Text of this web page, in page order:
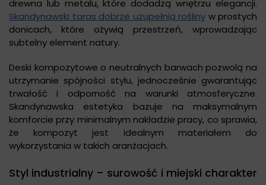
drewna lub metalu, które dodadzą wnętrzu elegancji.
Skandynawski taras dobrze uzupełnią rośliny w prostych
donicach, które ożywią przestrzeń, wprowadzając
subtelny element natury.
Deski kompozytowe o neutralnych barwach pozwolą na
utrzymanie spójności stylu, jednocześnie gwarantując
trwałość i odporność na warunki atmosferyczne.
Skandynawska estetyka bazuje na maksymalnym
komforcie przy minimalnym nakładzie pracy, co sprawia,
że kompozyt jest idealnym materiałem do
wykorzystania w takich aranżacjach.
Styl industrialny – surowość i miejski charakter